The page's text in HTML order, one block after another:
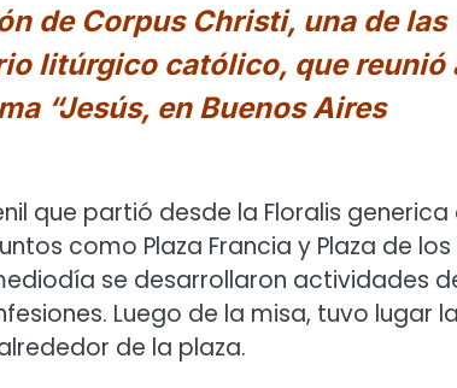
de Corpus Christi, una de las
litúrgico católico, que reunió
“Jesús, en Buenos Aires
que partió desde la Floralis generica
como Plaza Francia y Plaza de los
se desarrollaron actividades
Luego de la misa, tuvo lugar
de la plaza.